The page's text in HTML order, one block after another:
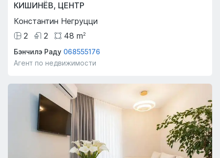
КИШИНЁВ, ЦЕНТР
Константин Негруцци
2
2 48 m2
Бэнчилэ Раду 068555176
Агент по недвижимости